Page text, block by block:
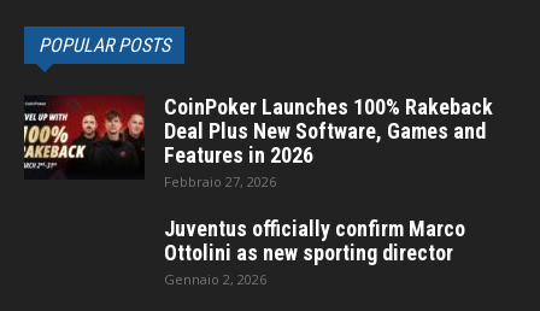
POPULAR POSTS
CoinPoker Launches 100% Rakeback
Deal Plus New Software, Games and
Features in 2026
Febbraio 27, 2026
Juventus officially confirm Marco
Ottolini as new sporting director
Gennaio 2, 2026